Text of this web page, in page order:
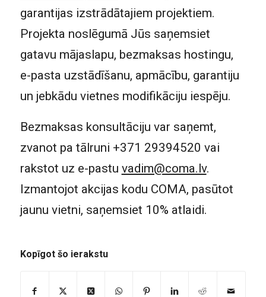
garantijas izstrādātajiem projektiem.
Projekta noslēgumā Jūs saņemsiet
gatavu mājaslapu, bezmaksas hostingu,
e-pasta uzstādīšanu, apmācību, garantiju
un jebkādu vietnes modifikāciju iespēju.
Bezmaksas konsultāciju var saņemt,
zvanot pa tālruni +371 29394520 vai
rakstot uz e-pastu vadim@coma.lv.
Izmantojot akcijas kodu COMA, pasūtot
jaunu vietni, saņemsiet 10% atlaidi.
Kopīgot šo ierakstu